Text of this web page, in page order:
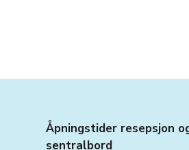
Åpningstider resepsjon
sentralbord